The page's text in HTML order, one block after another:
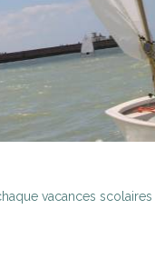
vacances scolaires